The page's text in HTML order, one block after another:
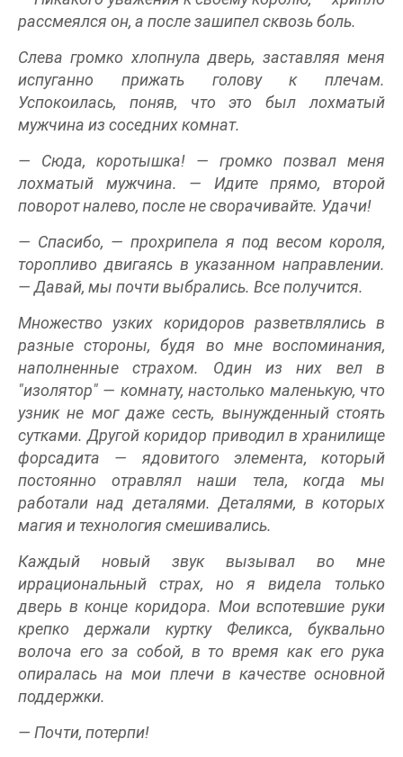
рассмеялся он, а после зашипел сквозь боль.
Слева громко хлопнула дверь, заставляя меня
испуганно прижать голову к плечам.
Успокоилась, поняв, что это был лохматый
мужчина из соседних комнат.
— Сюда, коротышка! — громко позвал меня
лохматый мужчина. — Идите прямо, второй
поворот налево, после не сворачивайте. Удачи!
— Спасибо, — прохрипела я под весом короля,
торопливо двигаясь в указанном направлении.
— Давай, мы почти выбрались. Все получится.
Множество узких коридоров разветвлялись в
разные стороны, будя во мне воспоминания,
наполненные страхом. Один из них вел в
"изолятор" — комнату, настолько маленькую, что
узник не мог даже сесть, вынужденный стоять
сутками. Другой коридор приводил в хранилище
форсадита — ядовитого элемента, который
постоянно отравлял наши тела, когда мы
работали над деталями. Деталями, в которых
магия и технология смешивались.
Каждый новый звук вызывал во мне
иррациональный страх, но я видела только
дверь в конце коридора. Мои вспотевшие руки
крепко держали куртку Феликса, буквально
волоча его за собой, в то время как его рука
опиралась на мои плечи в качестве основной
поддержки.
— Почти, потерпи!